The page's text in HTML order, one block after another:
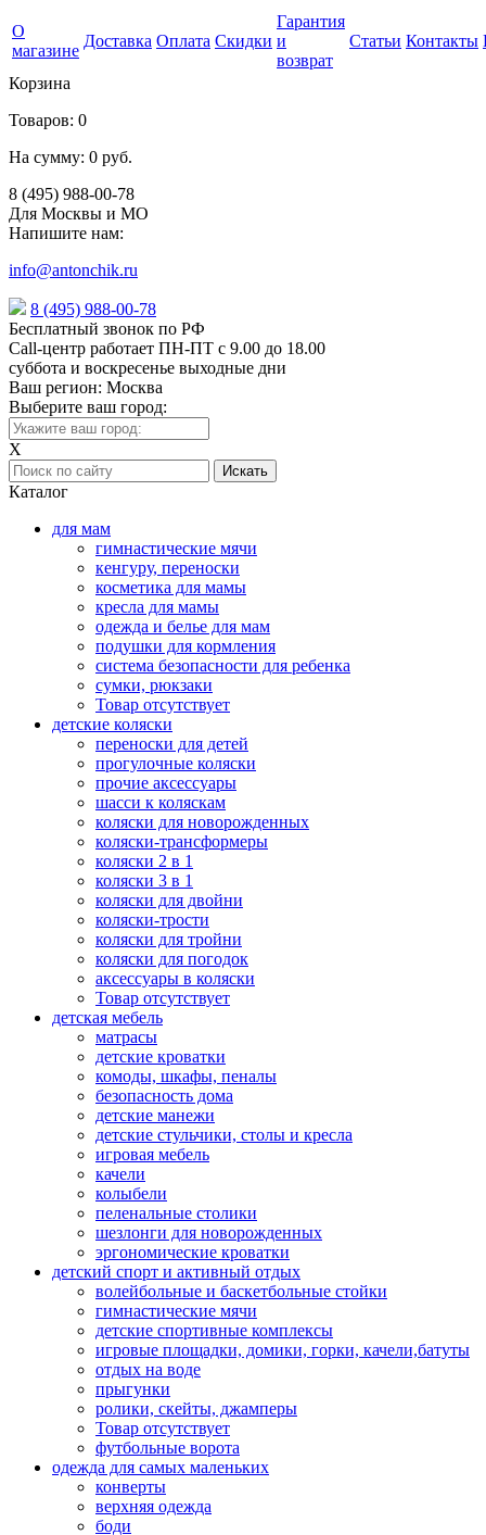
О
магазине
Доставка Оплата Скидки
Гарантия
и
возврат
Статьи Контакты
Корзина
Товаров: 0
На сумму: 0 руб.
8 (495) 988-00-78
Для Москвы и МО
Напишите нам:
info@antonchik.ru
8 (495) 988-00-78
Бесплатный звонок по РФ
Call-центр работает ПН-ПТ с 9.00 до 18.00
суббота и воскресенье выходные дни
Ваш регион: Москва
Выберите ваш город:
X
Каталог
для мам
гимнастические мячи
кенгуру, переноски
косметика для мамы
кресла для мамы
одежда и белье для мам
подушки для кормления
система безопасности для ребенка
сумки, рюкзаки
Товар отсутствует
детские коляски
переноски для детей
прогулочные коляски
прочие аксессуары
шасси к коляскам
коляски для новорожденных
коляски-трансформеры
коляски 2 в 1
коляски 3 в 1
коляски для двойни
коляски-трости
коляски для тройни
коляски для погодок
аксессуары в коляски
Товар отсутствует
детская мебель
матрасы
детские кроватки
комоды, шкафы, пеналы
безопасность дома
детские манежи
детские стульчики, столы и кресла
игровая мебель
качели
колыбели
пеленальные столики
шезлонги для новорожденных
эргономические кроватки
детский спорт и активный отдых
волейбольные и баскетбольные стойки
гимнастические мячи
детские спортивные комплексы
игровые площадки, домики, горки, качели,батуты
отдых на воде
прыгунки
ролики, скейты, джамперы
Товар отсутствует
футбольные ворота
одежда для самых маленьких
конверты
верхняя одежда
боди